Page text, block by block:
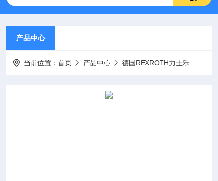
产品中心
当前位置：首页 产品中心 德国REXROTH力士乐